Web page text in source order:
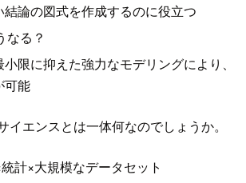
結論の図式を作成するのに役立つ
なる？
限に抑えた強力なモデリングにより、
可能
イエンスとは一体何なのでしょうか。
計×大規模なデータセット